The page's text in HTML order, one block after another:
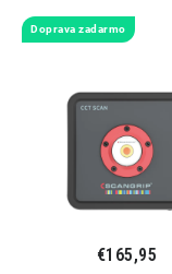
Doprava zadarmo
€165,95